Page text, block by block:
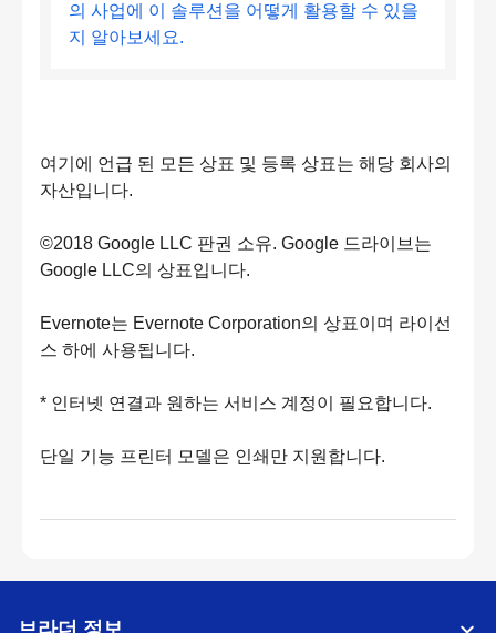
의 사업에 이 솔루션을 어떻게 활용할 수 있을
지 알아보세요.
여기에 언급 된 모든 상표 및 등록 상표는 해당 회사의
자산입니다.
©2018 Google LLC 판권 소유. Google 드라이브는
Google LLC의 상표입니다.
Evernote는 Evernote Corporation의 상표이며 라이선
스 하에 사용됩니다.
* 인터넷 연결과 원하는 서비스 계정이 필요합니다.
단일 기능 프린터 모델은 인쇄만 지원합니다.
브라더 정보